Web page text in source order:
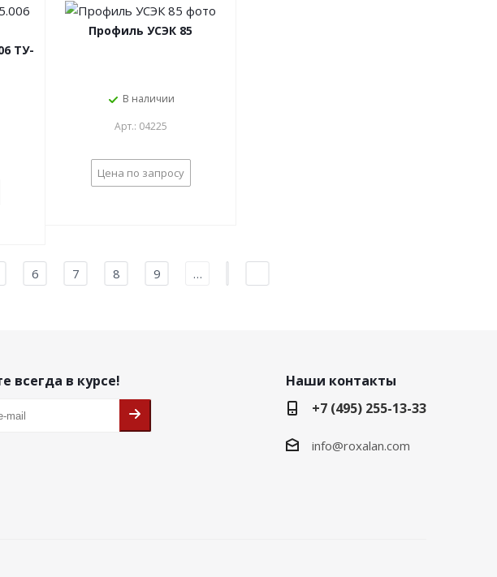
ТУ-
Профиль УСЭК 85
В наличии
Арт.: 04225
Цена по запросу
6 7 8 9 …
всегда в курсе!
Наши контакты
+7 (495) 255-13-33
info@roxalan.com